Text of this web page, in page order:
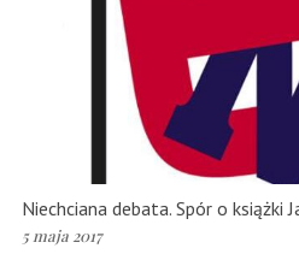
Niechciana debata. Spór o książki
5 maja 2017